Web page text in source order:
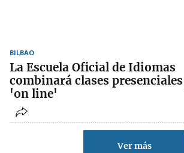
BILBAO
La Escuela Oficial de Idiomas
combinará clases
'on line'
Ver más